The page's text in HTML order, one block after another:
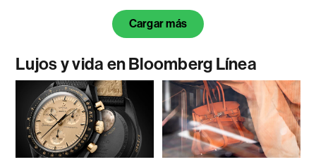
Cargar más
Lujos y vida en Bloomberg Línea